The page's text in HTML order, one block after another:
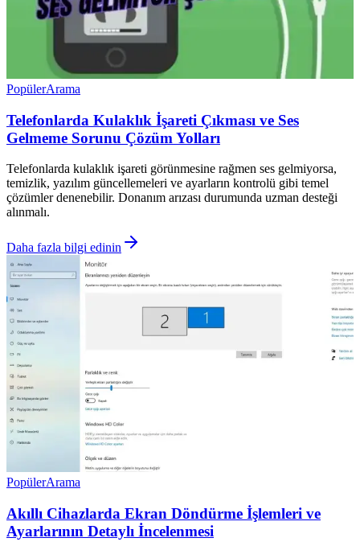
PopülerArama
Telefonlarda Kulaklık İşareti Çıkması ve Ses
Gelmeme Sorunu Çözüm Yolları
Telefonlarda kulaklık işareti görünmesine rağmen ses gelmiyorsa,
temizlik, yazılım güncellemeleri ve ayarların kontrolü gibi temel
çözümler denenebilir. Donanım arızası durumunda uzman desteği
alınmalı.
Daha fazla bilgi edinin
PopülerArama
Akıllı Cihazlarda Ekran Döndürme İşlemleri ve
Ayarlarının Detaylı İncelenmesi